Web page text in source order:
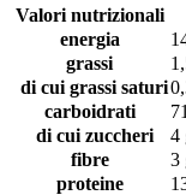
Valori nutrizionali
energia
grassi
di cui grassi saturi
carboidrati
di cui zuccheri
4
fibre
3
proteine